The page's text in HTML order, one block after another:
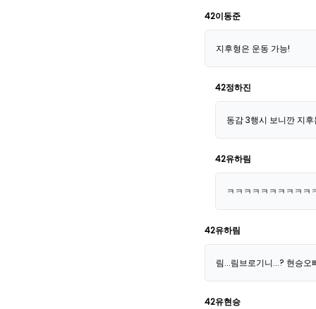
42이동준
지후형은 운동 가능!
42정하진
동감 3행시 보니깐 지
42유하림
ㅋㅋㅋㅋㅋㅋㅋㅋㅋㅋ
42유하림
림...림브로기니...? 현승
42유현승